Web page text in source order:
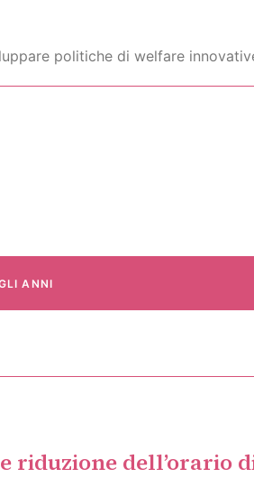
politiche di welfare
ANNI
riduzione dell’orario